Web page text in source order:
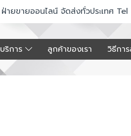
ฝ่ายขายออนไลน์ จัดส่งทั่วประเทศ
บริการ ลูกค้าของเรา วิธีกา